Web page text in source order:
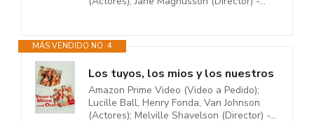
MÁS VENDIDO NO. 4
Los tuyos, los mios y los nuestros
Amazon Prime Video (Video a Pedido);
Lucille Ball, Henry Fonda, Van Johnson
(Actores); Melville Shavelson (Director) -...